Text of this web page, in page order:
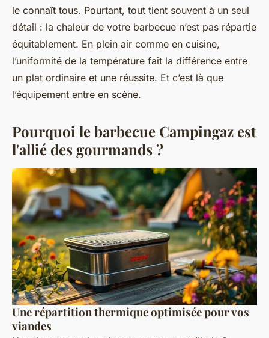
le connaît tous. Pourtant, tout tient souvent à un seul
détail : la chaleur de votre barbecue n’est pas répartie
équitablement. En plein air comme en cuisine,
l’uniformité de la température fait la différence entre
un plat ordinaire et une réussite. Et c’est là que
l’équipement entre en scène.
Pourquoi le barbecue Campingaz est
l'allié des gourmands ?
Une répartition thermique optimisée pour vos
viandes